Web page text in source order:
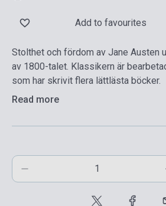
Add to favourites
Stolthet och fördom av Jane Austen
av 1800-talet. Klassikern är
som har skrivit flera lättlästa böcker.
Read more